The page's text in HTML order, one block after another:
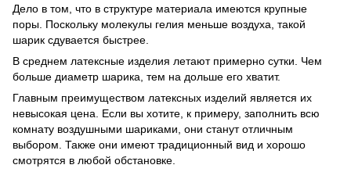
Дело в том, что в структуре материала имеются крупные
поры. Поскольку молекулы гелия меньше воздуха, такой
шарик сдувается быстрее.
В среднем латексные изделия летают примерно сутки. Чем
больше диаметр шарика, тем на дольше его хватит.
Главным преимуществом латексных изделий является их
невысокая цена. Если вы хотите, к примеру, заполнить всю
комнату воздушными шариками, они станут отличным
выбором. Также они имеют традиционный вид и хорошо
смотрятся в любой обстановке.